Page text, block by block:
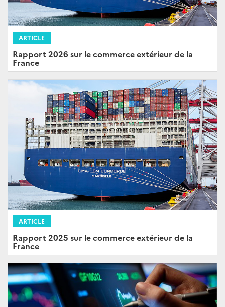
ARTICLE
Rapport 2026 sur le commerce extérieur de la
France
ARTICLE
Rapport 2025 sur le commerce extérieur de la
France